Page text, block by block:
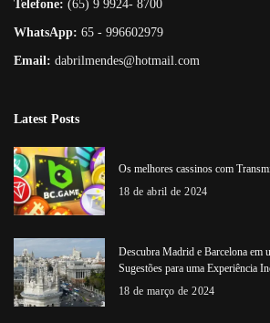
Telefone: (65) 9 9924- 8700
WhatsApp: 65 - 996602979
Email: dabrilmendes@hotmail.com
Latest Posts
Os melhores cassinos com
18 de abril de 2024
Descubra Madrid e Barcelona em
Sugestões para uma Experiência
18 de março de 2024